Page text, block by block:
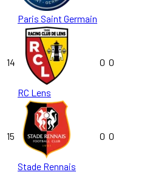
Paris Saint Germain
14
RC Lens
0 0
15
Stade Rennais
0 0